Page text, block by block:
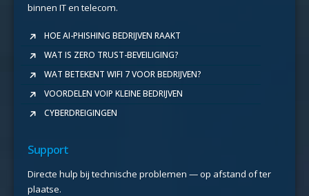
binnen IT en telecom.
HOE AI-PHISHING BEDRIJVEN RAAKT
WAT IS ZERO TRUST-BEVEILIGING?
WAT BETEKENT WIFI 7 VOOR BEDRIJVEN?
VOORDELEN VOIP KLEINE BEDRIJVEN
CYBERDREIGINGEN
Support
Directe hulp bij technische problemen — op afstand of ter
plaatse.